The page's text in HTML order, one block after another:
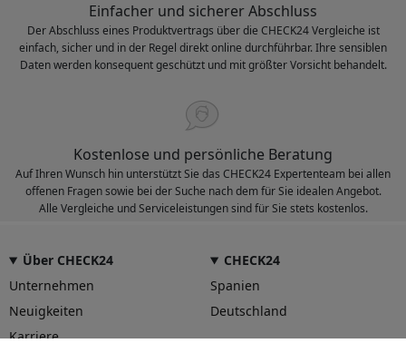
Einfacher und sicherer Abschluss
Der Abschluss eines Produktvertrags über die CHECK24 Vergleiche ist
einfach, sicher und in der Regel direkt online durchführbar. Ihre sensiblen
Daten werden konsequent geschützt und mit größter Vorsicht behandelt.
Kostenlose und persönliche Beratung
Auf Ihren Wunsch hin unterstützt Sie das CHECK24 Expertenteam bei allen
offenen Fragen sowie bei der Suche nach dem für Sie idealen Angebot.
Alle Vergleiche und Serviceleistungen sind für Sie stets kostenlos.
Über CHECK24
Unternehmen
Neuigkeiten
Karriere
CHECK24
Spanien
Deutschland